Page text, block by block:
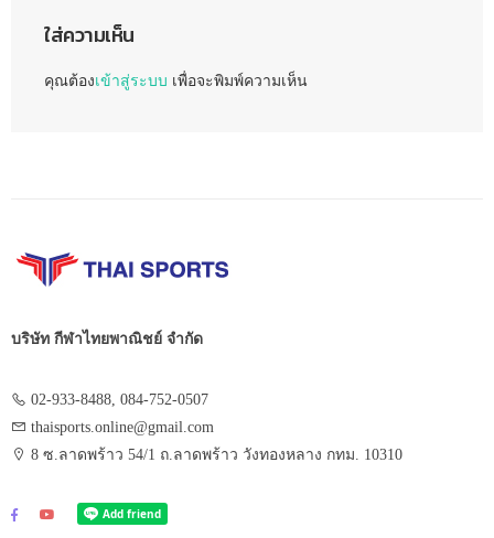
ใส่ความเห็น
คุณต้องเข้าสู่ระบบ เพื่อจะพิมพ์ความเห็น
บริษัท กีฬาไทยพาณิชย์ จำกัด
02-933-8488, 084-752-0507
thaisports.online@gmail.com
8 ซ.ลาดพร้าว 54/1 ถ.ลาดพร้าว วังทองหลาง กทม. 10310